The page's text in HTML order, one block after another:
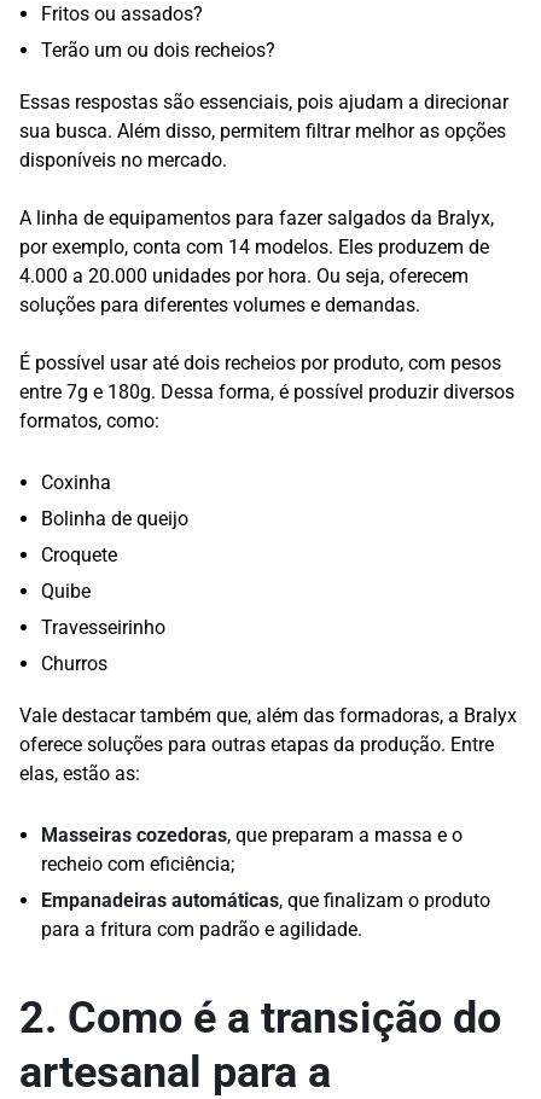
Fritos ou assados?
Terão um ou dois recheios?
Essas respostas são essenciais, pois ajudam a direcionar
sua busca. Além disso, permitem filtrar melhor as opções
disponíveis no mercado.
A linha de equipamentos para fazer salgados da Bralyx,
por exemplo, conta com 14 modelos. Eles produzem de
4.000 a 20.000 unidades por hora. Ou seja, oferecem
soluções para diferentes volumes e demandas.
É possível usar até dois recheios por produto, com pesos
entre 7g e 180g. Dessa forma, é possível produzir diversos
formatos, como:
Coxinha
Bolinha de queijo
Croquete
Quibe
Travesseirinho
Churros
Vale destacar também que, além das formadoras, a Bralyx
oferece soluções para outras etapas da produção. Entre
elas, estão as:
Masseiras cozedoras, que preparam a massa e o
recheio com eficiência;
Empanadeiras automáticas, que finalizam o produto
para a fritura com padrão e agilidade.
2. Como é a transição do
artesanal para a